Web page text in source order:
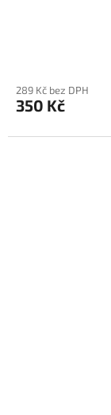
289 Kč bez DPH
350 Kč